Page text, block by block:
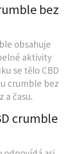
bez
obsahuje
aktivity
se tělo CBD
crumble bez
a času.
crumble